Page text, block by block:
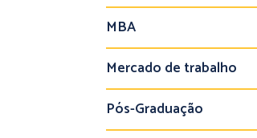
MBA
Mercado de trabalho
Pós-Graduação